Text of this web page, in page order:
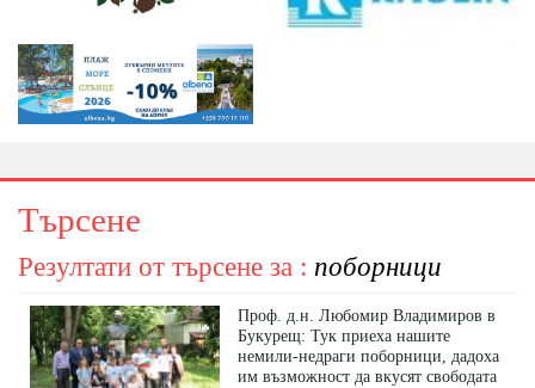
Търсене
Резултати от търсене за : поборници
Проф. д.н. Любомир Владимиров в
Букурещ: Тук приеха нашите
немили-недраги поборници, дадоха
им възможност да вкусят свободата